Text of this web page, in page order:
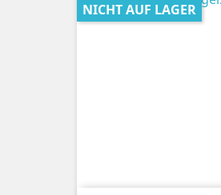
NICHT AUF LAGER